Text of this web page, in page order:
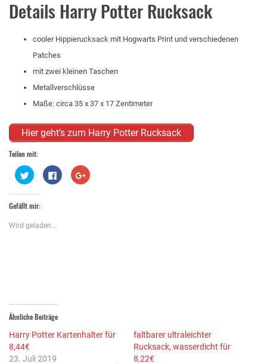
Details Harry Potter Rucksack
cooler Hippierucksack mit Hogwarts Print und verschiedenen
Patches
mit zwei kleinen Taschen
Metallverschlüsse
Maße: circa 35 x 37 x 17 Zentimeter
Hier geht’s zum Harry Potter Rucksack
Teilen mit:
Klick,
um
Twitter
zu
teilen
in
neuem
Klick,
um
Zum
Teilen
Gefällt mir:
Wird geladen...
Ähnliche Beiträge
Harry Potter Kartenhalter für
8,44€
23. Juli 2019
faltbarer ultraleichter
Rucksack, wasserdicht für
8,22€